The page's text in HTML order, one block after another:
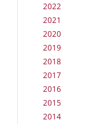
2022
2021
2020
2019
2018
2017
2016
2015
2014